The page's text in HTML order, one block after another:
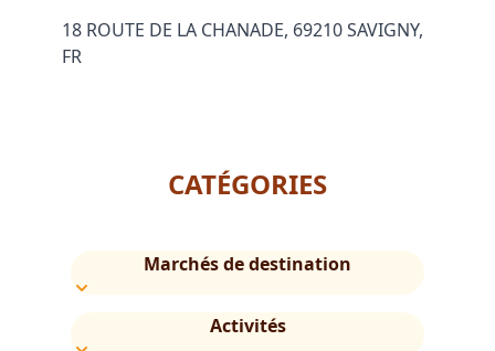
18 ROUTE DE LA CHANADE, 69210 SAVIGNY,
FR
CATÉGORIES
Marchés de destination
Activités